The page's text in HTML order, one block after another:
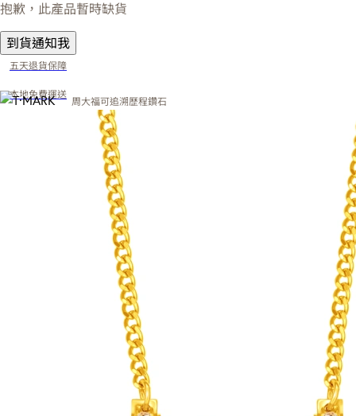
抱歉，此產品暫時缺貨
到貨通知我
五天退貨保障
本地免費運送
周大福可追溯歷程鑽石